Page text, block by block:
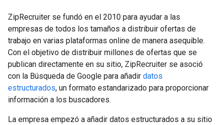
ZipRecruiter se fundó en el 2010 para ayudar a las
empresas de todos los tamaños a distribuir ofertas de
trabajo en varias plataformas online de manera asequible.
Con el objetivo de distribuir millones de ofertas que se
publican directamente en su sitio, ZipRecruiter se asoció
con la Búsqueda de Google para añadir datos
estructurados, un formato estandarizado para proporcionar
información a los buscadores.
La empresa empezó a añadir datos estructurados a su sitio